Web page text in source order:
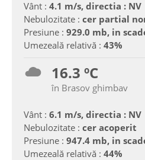
Vânt : 4.1 m/s, directia : NV
Nebulozitate : cer partial
Presiune : 929.0 mb, in
Umezeală relativă : 43%
16.3 ºC
în Brasov ghimbav
Vânt : 6.1 m/s, directia : NV
Nebulozitate : cer acoperit
Presiune : 947.4 mb, in
Umezeală relativă : 44%